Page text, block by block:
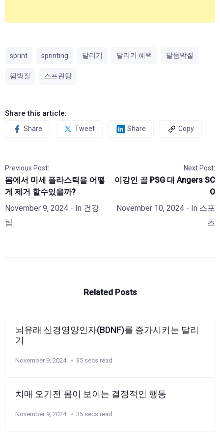
sprint sprinting 달리기 달리기 혜택 달음박질
뜀박질 스프린팅
Share this article:
Share Tweet Share Copy
Previous Post:
몸에서 미세 플라스틱을 어떻
게 제거 할수있을까?
November 9, 2024 - In 건강
팁
Next Post:
이강인 골 PSG 대 Angers SC
O
November 10, 2024 - In 스포
츠
Related Posts
뇌유래 신경영양인자(BDNF)를 증가시키는 달리
기
November 9, 2024 35 secs read
치매 오기전 몸이 보이는 결정적인 행동
November 9, 2024 35 secs read